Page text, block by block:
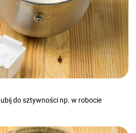
do sztywności np. w robocie